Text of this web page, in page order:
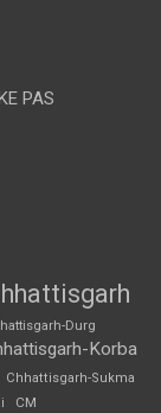
PAS
Durg
Korba
Chhattisgarh-Sukma
CM